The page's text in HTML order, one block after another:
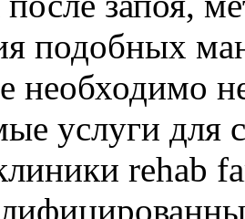
подобных
необходимо
услуги для
rehab